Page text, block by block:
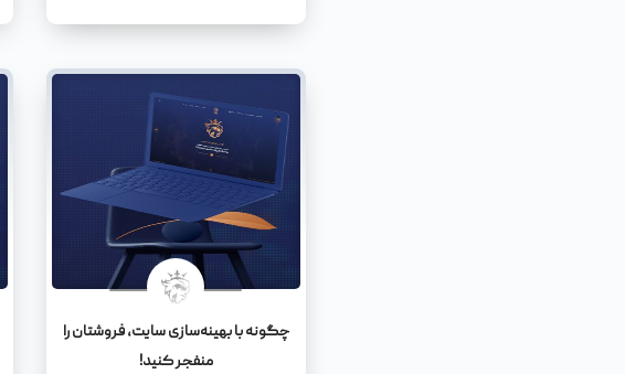
باید آن را بهینه کنید.
چگونه با بهینه‌سازی سایت، فروشتان را
منفجر کنید!